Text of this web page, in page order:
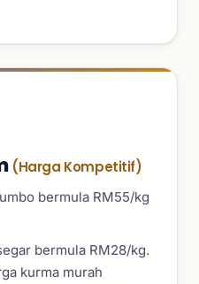
(Harga Kompetitif)
bermula RM55/kg
bermula RM28/kg.
kurma murah